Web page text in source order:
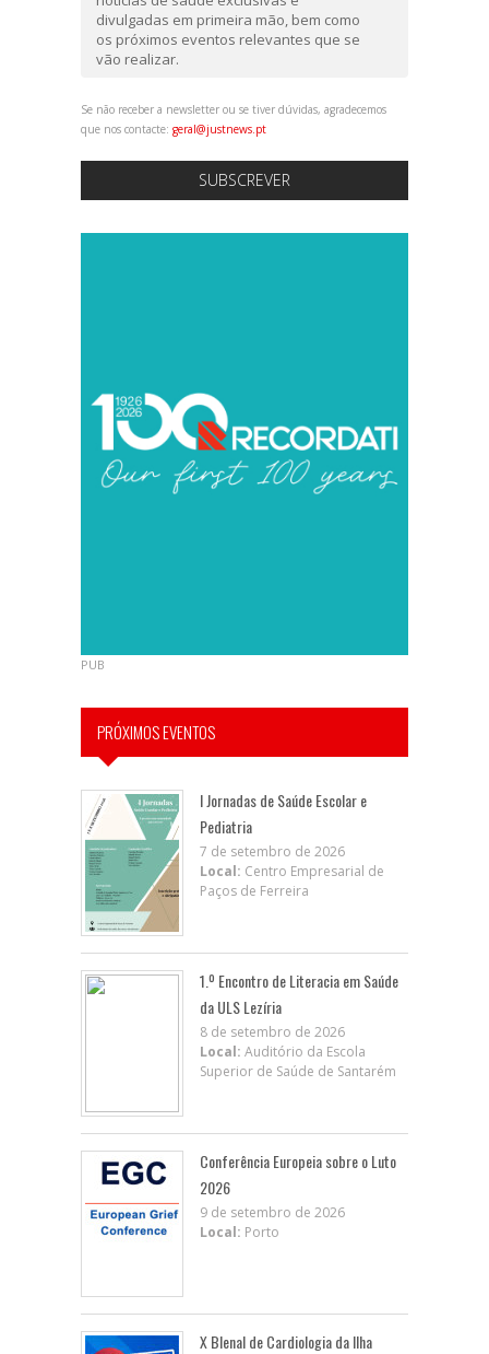
divulgadas em primeira mão, bem como
os próximos eventos relevantes que se
vão realizar.
Se não receber a newsletter ou se tiver dúvidas, agradecemos
que nos contacte: geral@justnews.pt
SUBSCREVER
PUB
PRÓXIMOS EVENTOS
I Jornadas de Saúde Escolar e
Pediatria
7 de setembro de 2026
Local: Centro Empresarial de
Paços de Ferreira
1.º Encontro de Literacia em Saúde
da ULS Lezíria
8 de setembro de 2026
Local: Auditório da Escola
Superior de Saúde de Santarém
Conferência Europeia sobre o Luto
2026
9 de setembro de 2026
Local: Porto
X BIenal de Cardiologia da Ilha